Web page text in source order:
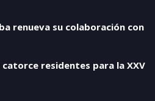
renueva su colaboración con
catorce residentes para la XXV